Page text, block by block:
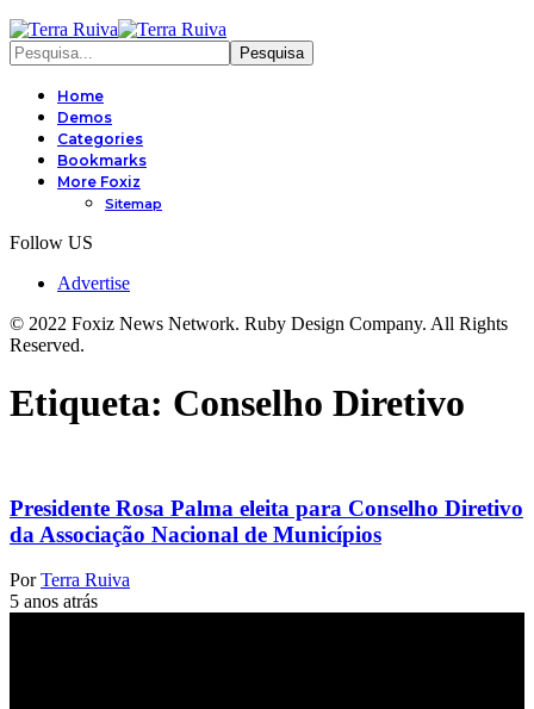
Home
Demos
Categories
Bookmarks
More Foxiz
Sitemap
Follow US
Advertise
© 2022 Foxiz News Network. Ruby Design Company. All Rights
Reserved.
Etiqueta: Conselho Diretivo
Presidente Rosa Palma eleita para Conselho Diretivo
da Associação Nacional de Municípios
Por Terra Ruiva
5 anos atrás